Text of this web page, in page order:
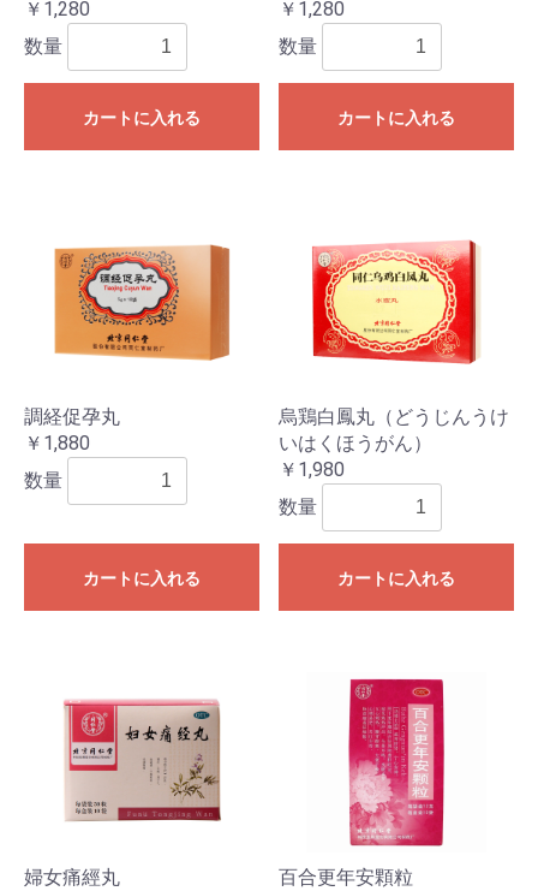
￥1,280
数量
カートに入れる
￥1,280
数量
カートに入れる
調経促孕丸
￥1,880
数量
カートに入れる
烏鶏白鳳丸（どうじんうけ
いはくほうがん）
￥1,980
数量
カートに入れる
婦女痛經丸
百合更年安顆粒